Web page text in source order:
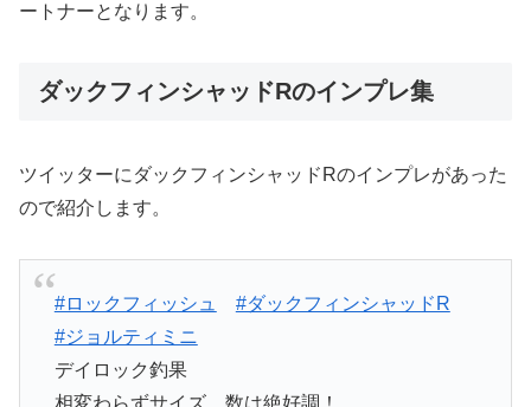
ートナーとなります。
ダックフィンシャッドRのインプレ集
ツイッターにダックフィンシャッドRのインプレがあった
ので紹介します。
#ロックフィッシュ
#ダックフィンシャッドR
#ジョルティミニ
デイロック釣果
相変わらずサイズ、数は絶好調！